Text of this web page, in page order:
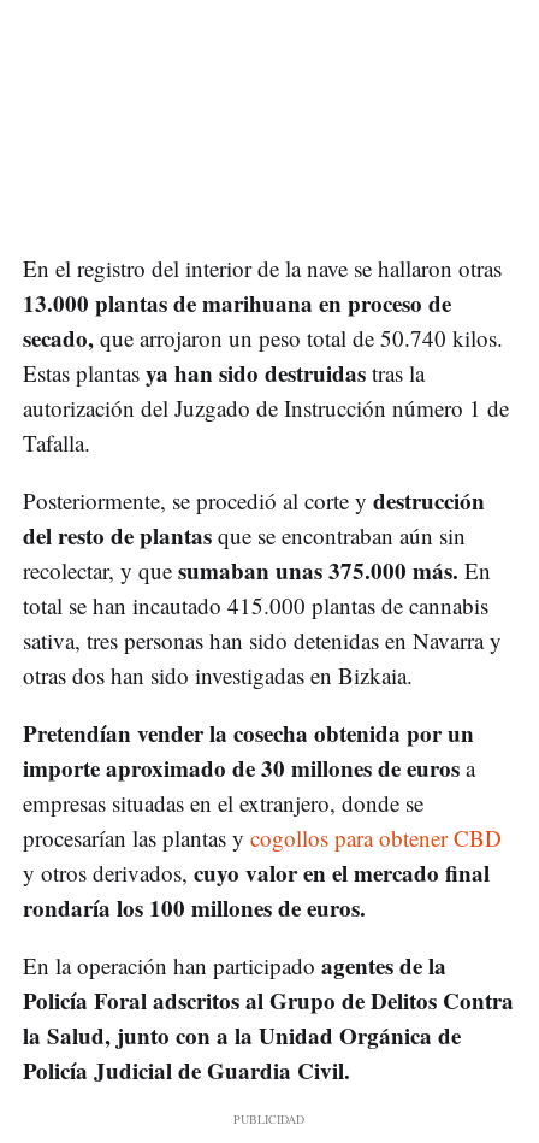
En el registro del interior de la nave se hallaron otras
13.000 plantas de marihuana en proceso de
secado, que arrojaron un peso total de 50.740 kilos.
Estas plantas ya han sido destruidas tras la
autorización del Juzgado de Instrucción número 1 de
Tafalla.
Posteriormente, se procedió al corte y destrucción
del resto de plantas que se encontraban aún sin
recolectar, y que sumaban unas 375.000 más. En
total se han incautado 415.000 plantas de cannabis
sativa, tres personas han sido detenidas en Navarra y
otras dos han sido investigadas en Bizkaia.
Pretendían vender la cosecha obtenida por un
importe aproximado de 30 millones de euros a
empresas situadas en el extranjero, donde se
procesarían las plantas y cogollos para obtener CBD
y otros derivados, cuyo valor en el mercado final
rondaría los 100 millones de euros.
En la operación han participado agentes de la
Policía Foral adscritos al Grupo de Delitos Contra
la Salud, junto con a la Unidad Orgánica de
Policía Judicial de Guardia Civil.